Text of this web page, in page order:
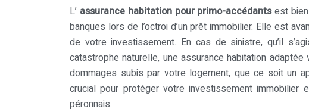
L’ assurance habitation pour primo-accédantsest
banques lors de l’octroi d’un prêt immobilier. Elle est
de votre investissement. En cas de sinistre, qu’il
catastrophe naturelle, une assurance habitation
dommages subis par votre logement, que ce soit un
crucial pour protéger votre investissement
péronnais.